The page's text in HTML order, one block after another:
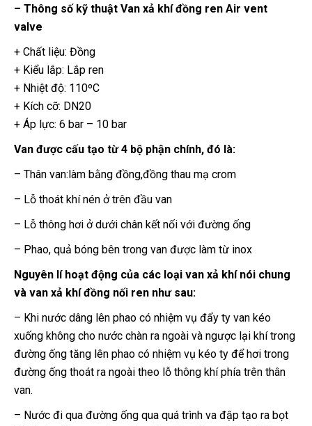
– Thông số kỹ thuật Van xả khí đồng ren Air vent
valve
+ Chất liệu: Đồng
+ Kiểu lắp: Lắp ren
+ Nhiệt độ: 110ºC
+ Kích cỡ: DN20
+ Áp lực: 6 bar – 10 bar
Van được cấu tạo từ 4 bộ phận chính, đó là:
– Thân van:làm bằng đồng,đồng thau mạ crom
– Lỗ thoát khí nén ở trên đầu van
– Lỗ thông hơi ở dưới chân kết nối với đường ống
– Phao, quả bóng bên trong van được làm từ inox
Nguyên lí hoạt động của các loại van xả khí nói chung
và van xả khí đồng nối ren như sau:
– Khi nước dâng lên phao có nhiệm vụ đẩy ty van kéo
xuống không cho nước chàn ra ngoài và ngược lại khí trong
đường ống tăng lên phao có nhiệm vụ kéo ty để hơi trong
đường ống thoát ra ngoài theo lỗ thông khí phía trên thân
van.
– Nước đi qua đường ống qua quá trình va đập tạo ra bọt